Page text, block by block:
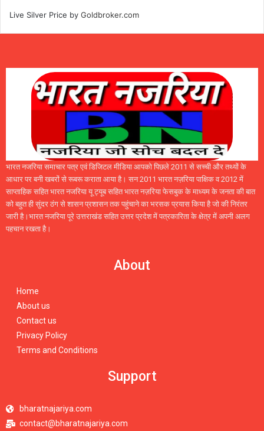
Live Silver Price by Goldbroker.com
भारत नजरिया समाचार पत्र एवं डिजिटल मीडिया आपको पिछले 2011 से सच्ची और तथ्यों के
आधार पर बनी खबरों से रूबरू कराता आया है। सन 2011 भारत नज़रिया पाक्षिक व 2012 में
साप्ताहिक सहित भारत नजरिया यू ट्यूब सहित भारत नज़रिया फेसबुक के माध्यम के जनता की बात
को बहुत ही सुंदर ठंग से शासन प्रशासन तक पहुंचाने का भरसक प्रयास किया है जो की निरंतर
जारी है।भारत नजरिया पूरे उत्तराखंड सहित उत्तर प्रदेश में पत्रकारिता के क्षेत्र में अपनी अलग
पहचान रखता है।
About
Home
About us
Contact us
Privacy Policy
Terms and Conditions
Support
bharatnajariya.com
contact@bharatnajariya.com